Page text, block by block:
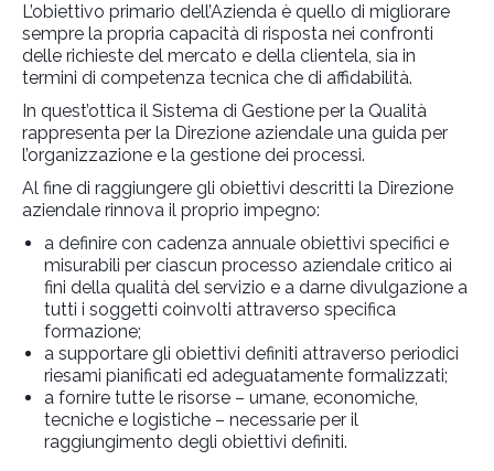
L’obiettivo primario dell’Azienda è quello di migliorare
sempre la propria capacità di risposta nei confronti
delle richieste del mercato e della clientela, sia in
termini di competenza tecnica che di affidabilità.
In quest’ottica il Sistema di Gestione per la Qualità
rappresenta per la Direzione aziendale una guida per
l’organizzazione e la gestione dei processi.
Al fine di raggiungere gli obiettivi descritti la Direzione
aziendale rinnova il proprio impegno:
a definire con cadenza annuale obiettivi specifici e
misurabili per ciascun processo aziendale critico ai
fini della qualità del servizio e a darne divulgazione a
tutti i soggetti coinvolti attraverso specifica
formazione;
a supportare gli obiettivi definiti attraverso periodici
riesami pianificati ed adeguatamente formalizzati;
a fornire tutte le risorse – umane, economiche,
tecniche e logistiche – necessarie per il
raggiungimento degli obiettivi definiti.